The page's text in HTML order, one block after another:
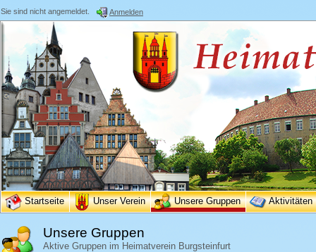
Sie sind nicht angemeldet. Anmelden
Startseite Unser Verein Unsere Gruppen Aktivitäten
Unsere Gruppen
Aktive Gruppen im Heimatverein Burgsteinfurt